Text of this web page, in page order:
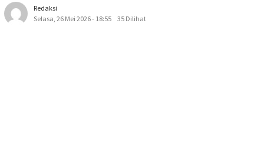
Redaksi
Selasa, 26 Mei 2026 - 18:55
35 Dilihat